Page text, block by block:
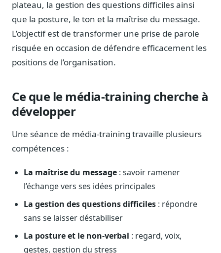
Parcours, mandats, prises de position
Registre HATVP
Cartographier l'influence sur un dossier
Cabinets, DRI, consultants en lobbying
Affaires réglementaires
Fédérations & plaidoyer
ONG, syndicats, ordres, associations
Parlementaires
Préparez vos interventions et amendements
Journalistes
Veille en temps réel, embeds pour vos contenus
Chercheurs
Données exhaustives pour vos travaux académiques
plateau, la gestion des questions difficiles ainsi
que la posture, le ton et la maîtrise du message.
L’objectif est de transformer une prise de parole
risquée en occasion de défendre efficacement les
positions de l’organisation.
Ce que le média-training cherche à
développer
Une séance de média-training travaille plusieurs
compétences :
La maîtrise du message : savoir ramener
l’échange vers ses idées principales
La gestion des questions difficiles : répondre
sans se laisser déstabiliser
La posture et le non-verbal : regard, voix,
gestes, gestion du stress